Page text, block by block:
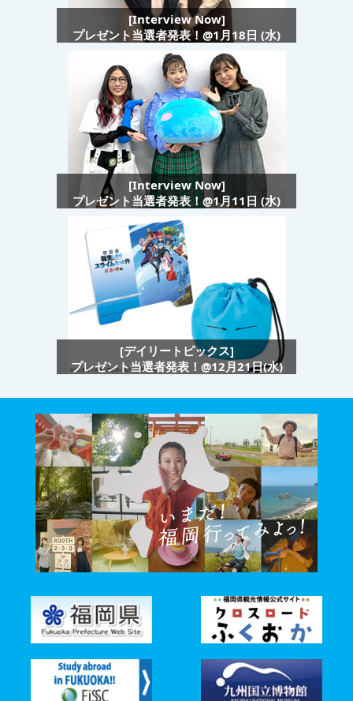
[Interview Now]
プレゼント当選者発表！@1月18日 (水)
[Interview Now]
プレゼント当選者発表！@1月11日 (水)
[デイリートピックス]
プレゼント当選者発表！@12月21日(水)